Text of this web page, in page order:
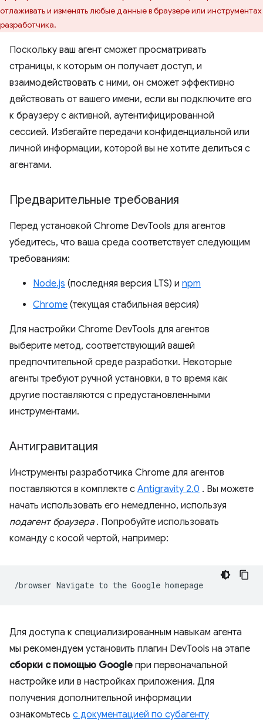
отлаживать и изменять любые данные в браузере или инструментах
разработчика.
Поскольку ваш агент сможет просматривать
страницы, к которым он получает доступ, и
взаимодействовать с ними, он сможет эффективно
действовать от вашего имени, если вы подключите его
к браузеру с активной, аутентифицированной
сессией. Избегайте передачи конфиденциальной или
личной информации, которой вы не хотите делиться с
агентами.
Предварительные требования
Перед установкой Chrome DevTools для агентов
убедитесь, что ваша среда соответствует следующим
требованиям:
Node.js (последняя версия LTS) и npm
Chrome (текущая стабильная версия)
Для настройки Chrome DevTools для агентов
выберите метод, соответствующий вашей
предпочтительной среде разработки. Некоторые
агенты требуют ручной установки, в то время как
другие поставляются с предустановленными
инструментами.
Антигравитация
Инструменты разработчика Chrome для агентов
поставляются в комплекте с Antigravity 2.0 . Вы можете
начать использовать его немедленно, используя
подагент браузера. Попробуйте использовать
команду с косой чертой, например:
/browser Navigate to the Google
Для доступа к специализированным навыкам агента
мы рекомендуем установить плагин DevTools на этапе
сборки с помощью Google при первоначальной
настройке или в настройках приложения. Для
получения дополнительной информации
ознакомьтесь с документацией по субагенту